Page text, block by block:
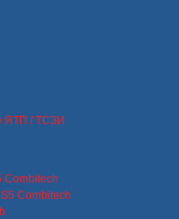
ЯТП / ТСЗИ
Combitech
Combitech